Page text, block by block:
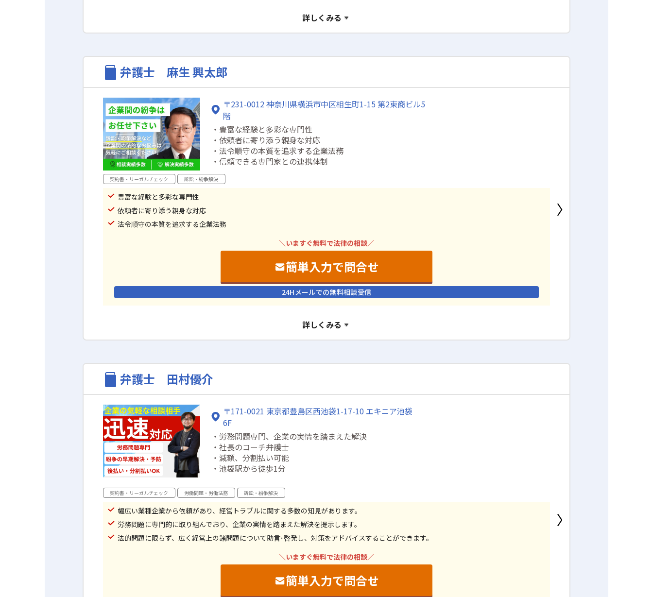
詳しくみる
弁護士 麻生 興太郎
〒231-0012 神奈川県横浜市中区相生町1-15 第2東商ビル5
階
・豊富な経験と多彩な専門性
・依頼者に寄り添う親身な対応
・法令順守の本質を追求する企業法務
・信頼できる専門家との連携体制
契約書・リーガルチェック 訴訟・紛争解決
豊富な経験と多彩な専門性
依頼者に寄り添う親身な対応
法令順守の本質を追求する企業法務
＼いますぐ無料で法律の相談／
簡単入力で問合せ
24Hメールでの無料相談受信
詳しくみる
弁護士 田村優介
〒171-0021 東京都豊島区西池袋1-17-10 エキニア池袋
6F
・労務問題専門、企業の実情を踏まえた解決
・社長のコーチ弁護士
・減額、分割払い可能
・池袋駅から徒歩1分
契約書・リーガルチェック 労働問題・労働法務 訴訟・紛争解決
幅広い業種企業から依頼があり、経営トラブルに関する多数の知見があります。
労務問題に専門的に取り組んでおり、企業の実情を踏まえた解決を提示します。
法的問題に限らず、広く経営上の諸問題について助言･啓発し、対策をアドバイスすることができます。
＼いますぐ無料で法律の相談／
簡単入力で問合せ